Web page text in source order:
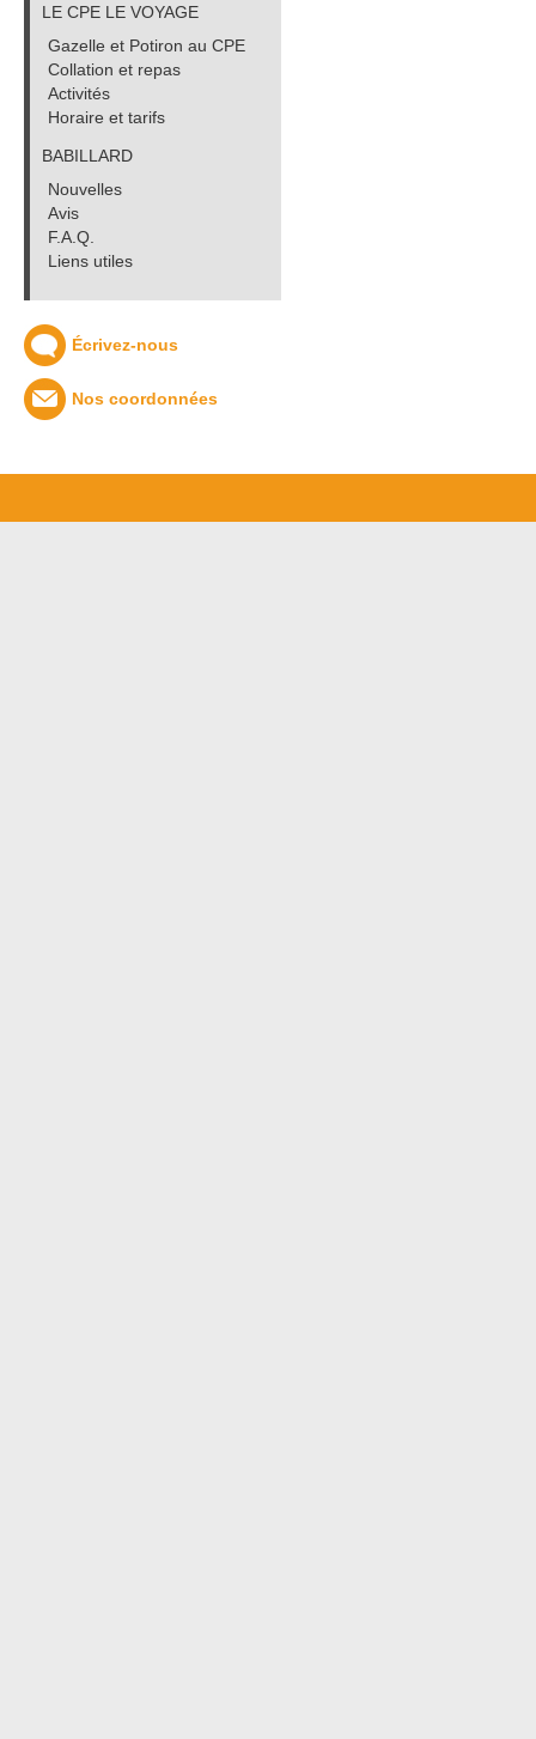
LE CPE LE VOYAGE
Gazelle et Potiron au CPE
Collation et repas
Activités
Horaire et tarifs
BABILLARD
Nouvelles
Avis
F.A.Q.
Liens utiles
Écrivez-nous
Nos coordonnées